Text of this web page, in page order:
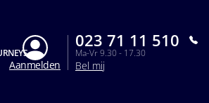
Aanmelden
023 71 11 510
Ma-Vr 9.30 - 17.30
Bel mij